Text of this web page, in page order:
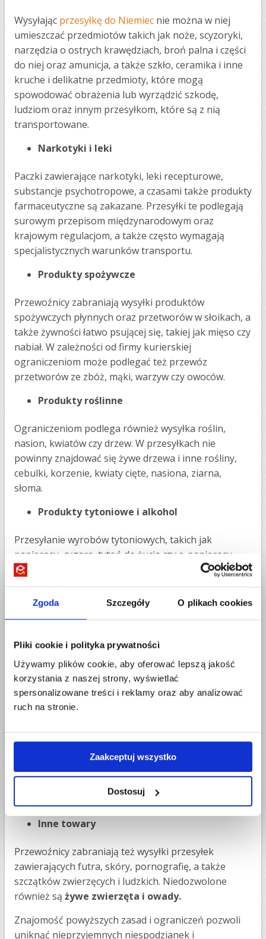
Zgoda Szczegóły O plikach cookies
Pliki cookie i polityka prywatności
Używamy plików cookie, aby oferować lepszą jakość
korzystania z naszej strony, wyświetlać
spersonalizowane treści i reklamy oraz aby analizować
ruch na stronie.
Zaakceptuj wszystko
Dostosuj
Wysyłając przesyłkę do Niemiec nie można w niej
umieszczać przedmiotów takich jak noże, scyzoryki,
narzędzia o ostrych krawędziach, broń palna i części
do niej oraz amunicja, a także szkło, ceramika i inne
kruche i delikatne przedmioty, które mogą
spowodować obrażenia lub wyrządzić szkodę,
ludziom oraz innym przesyłkom, które są z nią
transportowane.
Narkotyki i leki
Paczki zawierające narkotyki, leki recepturowe,
substancje psychotropowe, a czasami także produkty
farmaceutyczne są zakazane. Przesyłki te podlegają
surowym przepisom międzynarodowym oraz
krajowym regulacjom, a także często wymagają
specjalistycznych warunków transportu.
Produkty spożywcze
Przewoźnicy zabraniają wysyłki produktów
spożywczych płynnych oraz przetworów w słoikach, a
także żywności łatwo psującej się, takiej jak mięso czy
nabiał. W zależności od firmy kurierskiej
ograniczeniom może podlegać też przewóz
przetworów ze zbóż, mąki, warzyw czy owoców.
Produkty roślinne
Ograniczeniom podlega również wysyłka roślin,
nasion, kwiatów czy drzew. W przesyłkach nie
powinny znajdować się żywe drzewa i inne rośliny,
cebulki, korzenie, kwiaty cięte, nasiona, ziarna,
słoma.
Produkty tytoniowe i alkohol
Przesyłanie wyrobów tytoniowych, takich jak
papierosy, cygara, tytoń do żucia czy e-papierosy
oraz akcesoria do nich jest zabronione. W paczce nie
może znajdować się też alkohol, w tym piwo, wino i
mocniejsze trunki. Niedozwolone są także inne
zostać obciążony dodatkowymi opłatami za zwrot
towaru lub jego utyliazację.
Pieniądze i wartościowe przedmioty
Wysyłka gotówki, czeków, kart kredytowych i
dzieł sztuki czy innych wartościowych przedmiotów
jest ryzykowna. Przedmioty te są regulaminowo
zabronione. Jeśli musisz przesłać takie przedmioty,
najlepiej skorzystać z dedykowanych usług
Inne towary
Przewoźnicy zabraniają też wysyłki przesyłek
zawierających futra, skóry, pornografię, a także
szczątków zwierzęcych i ludzkich. Niedozwolone
również są żywe zwierzęta i owady.
Znajomość powyższych zasad i ograniczeń pozwoli
uniknąć nieprzyjemnych niespodzianek i